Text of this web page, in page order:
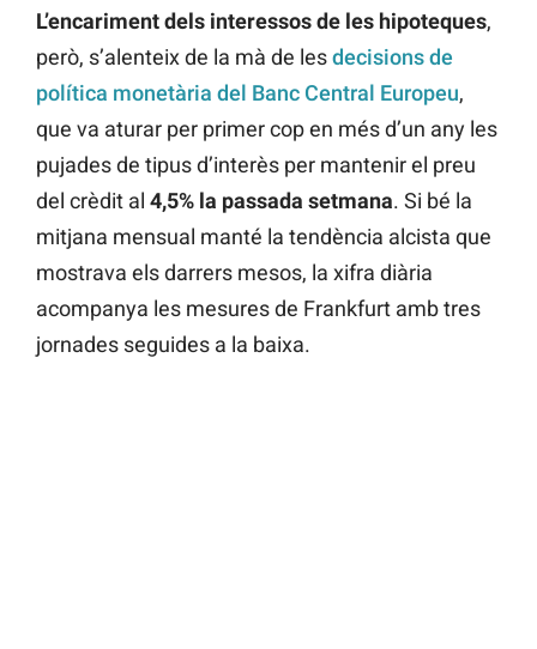
L’encariment dels interessos de les hipoteques,
però, s’alenteix de la mà de lesdecisions de
política monetària del Banc Central Europeu,
que va aturar per primer cop en més d’un any les
pujades de tipus d’interès per mantenir el preu
del crèdit al 4,5% la passada setmana. Si bé la
mitjana mensual manté la tendència alcista que
mostrava els darrers mesos, la xifra diària
acompanya les mesures de Frankfurt amb tres
jornades seguides a la baixa.